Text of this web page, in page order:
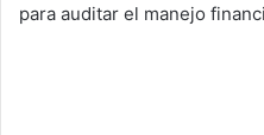
para auditar el manejo